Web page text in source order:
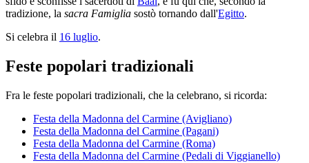
tradizione, la sacra Famiglia sostò tornando dall'Egitto.
Si celebra il 16 luglio.
Feste popolari tradizionali
Fra le feste popolari tradizionali, che la celebrano, si ricorda:
Festa della Madonna del Carmine (Avigliano)
Festa della Madonna del Carmine (Pagani)
Festa della Madonna del Carmine (Roma)
Festa della Madonna del Carmine (Pedali di Viggianello)